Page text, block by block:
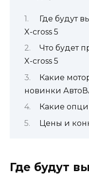
Где будут
X-cross 5
Что будет
X-cross 5
Какие
новинки
Какие
Цены и
Где будут